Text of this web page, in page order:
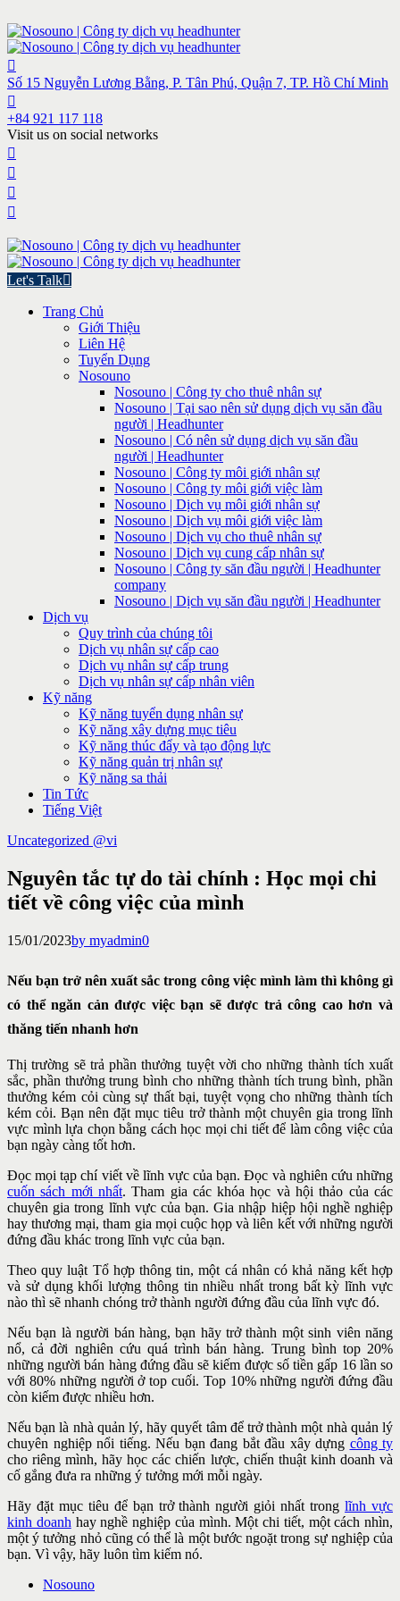
Số 15 Nguyễn Lương Bằng, P. Tân Phú, Quận 7, TP. Hồ Chí Minh
+84 921 117 118
Visit us on social networks
Let's Talk
Trang Chủ
Giới Thiệu
Liên Hệ
Tuyển Dụng
Nosouno
Nosouno | Công ty cho thuê nhân sự
Nosouno | Tại sao nên sử dụng dịch vụ săn đầu
người | Headhunter
Nosouno | Có nên sử dụng dịch vụ săn đầu
người | Headhunter
Nosouno | Công ty môi giới nhân sự
Nosouno | Công ty môi giới việc làm
Nosouno | Dịch vụ môi giới nhân sự
Nosouno | Dịch vụ môi giới việc làm
Nosouno | Dịch vụ cho thuê nhân sự
Nosouno | Dịch vụ cung cấp nhân sự
Nosouno | Công ty săn đầu người | Headhunter
company
Nosouno | Dịch vụ săn đầu người | Headhunter
Dịch vụ
Quy trình của chúng tôi
Dịch vụ nhân sự cấp cao
Dịch vụ nhân sự cấp trung
Dịch vụ nhân sự cấp nhân viên
Kỹ năng
Kỹ năng tuyển dụng nhân sự
Kỹ năng xây dựng mục tiêu
Kỹ năng thúc đẩy và tạo động lực
Kỹ năng quản trị nhân sự
Kỹ năng sa thải
Tin Tức
Tiếng Việt
Uncategorized @vi
Nguyên tắc tự do tài chính : Học mọi chi
tiết về công việc của mình
15/01/2023by myadmin0
Nếu bạn trở nên xuất sắc trong công việc mình làm thì không gì
có thể ngăn cản được việc bạn sẽ được trả công cao hơn và
thăng tiến nhanh hơn
Thị trường sẽ trả phần thưởng tuyệt vời cho những thành tích xuất
sắc, phần thưởng trung bình cho những thành tích trung bình, phần
thưởng kém cỏi cùng sự thất bại, tuyệt vọng cho những thành tích
kém cỏi. Bạn nên đặt mục tiêu trở thành một chuyên gia trong lĩnh
vực mình lựa chọn bằng cách học mọi chi tiết để làm công việc của
bạn ngày càng tốt hơn.
Đọc mọi tạp chí viết về lĩnh vực của bạn. Đọc và nghiên cứu những
cuốn sách mới nhất. Tham gia các khóa học và hội thảo của các
chuyên gia trong lĩnh vực của bạn. Gia nhập hiệp hội nghề nghiệp
hay thương mại, tham gia mọi cuộc họp và liên kết với những người
đứng đầu khác trong lĩnh vực của bạn.
Theo quy luật Tổ hợp thông tin, một cá nhân có khả năng kết hợp
và sử dụng khối lượng thông tin nhiều nhất trong bất kỳ lĩnh vực
nào thì sẽ nhanh chóng trở thành người đứng đầu của lĩnh vực đó.
Nếu bạn là người bán hàng, bạn hãy trở thành một sinh viên năng
nổ, cả đời nghiên cứu quá trình bán hàng. Trung bình top 20%
những người bán hàng đứng đầu sẽ kiếm được số tiền gấp 16 lần so
với 80% những người ở top cuối. Top 10% những người đứng đầu
còn kiếm được nhiều hơn.
Nếu bạn là nhà quản lý, hãy quyết tâm để trở thành một nhà quản lý
chuyên nghiệp nổi tiếng. Nếu bạn đang bắt đầu xây dựng công ty
cho riêng mình, hãy học các chiến lược, chiến thuật kinh doanh và
cố gắng đưa ra những ý tưởng mới mỗi ngày.
Hãy đặt mục tiêu để bạn trở thành người giỏi nhất tronglĩnh vực
kinh doanh hay nghề nghiệp của mình. Một chi tiết, một cách nhìn,
một ý tưởng nhỏ cũng có thể là một bước ngoặt trong sự nghiệp của
bạn. Vì vậy, hãy luôn tìm kiếm nó.
Nosouno